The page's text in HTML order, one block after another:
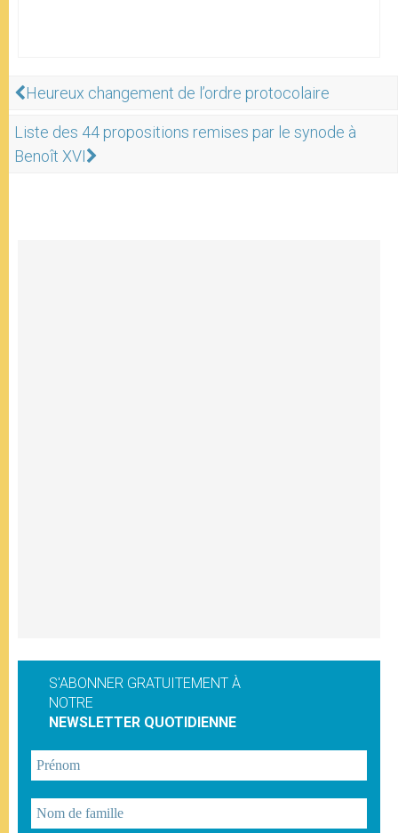
Heureux changement de l’ordre protocolaire
Liste des 44 propositions remises par le synode à
Benoît XVI
S'ABONNER GRATUITEMENT À
NOTRE
NEWSLETTER QUOTIDIENNE